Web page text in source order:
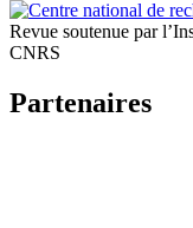
Revue soutenue par
CNRS
Partenaires